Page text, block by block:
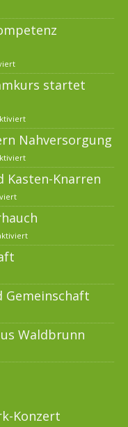
startet
Nahversorgung
Kasten-Knarren
Waldbrunn
Konzert